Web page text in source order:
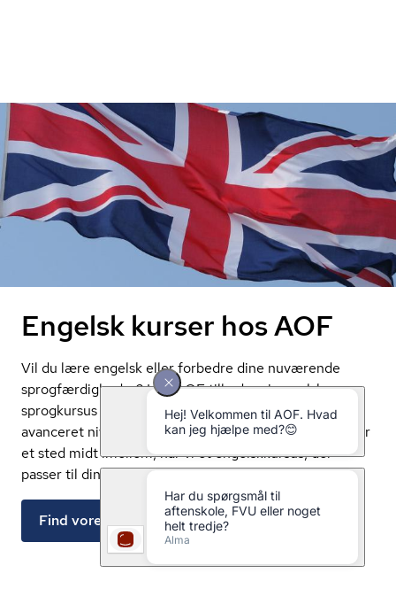
Engelsk kurser hos AOF
Vil du lære engelsk eller forbedre dine nuværende
sprogfærdigheder? Hos AOF tilbyder vi engelsk
sprogkursus på alle niveauer – fra basisniveau til
avanceret niveau. Uanset om du er begynder, øvet eller
et sted midt imellem, har vi et engelskkursus, der
passer til dine behov og din hverdag.
Find vores engelskkurser her